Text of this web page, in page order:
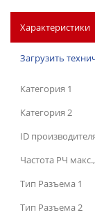
Характеристики
Загрузить
Категория 1
Категория 2
ID
Частота РЧ
Тип Разъема 1
Тип Разъема 2